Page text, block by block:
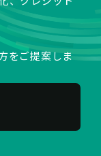
をご提案しま